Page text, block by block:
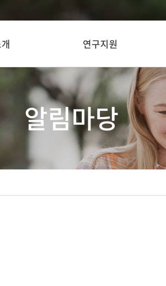
연구지원
알림마당